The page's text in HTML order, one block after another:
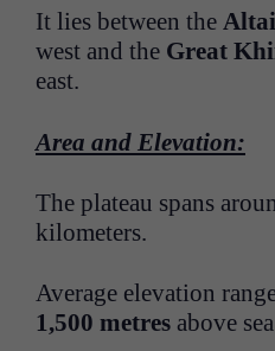
It lies between the
west and the Great
east.
Area and Elevation:
The plateau spans
kilometers.
Average elevation
1,500 metres above